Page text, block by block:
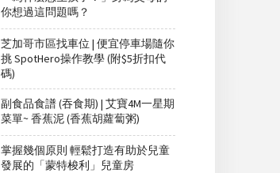
你想過這問題嗎？
芝加哥市區找車位 | 便宜停車場隨你
挑 SpotHero操作教學 (附$5折扣代
碼)
副食品食譜 (吞食期) | 艾寶4M一星期
菜單~ 香蕉泥 (香蕉胡蘿蔔粥)
掌握幾個原則 輕鬆打造有助於兒童
發展的「蒙特梭利」兒童房